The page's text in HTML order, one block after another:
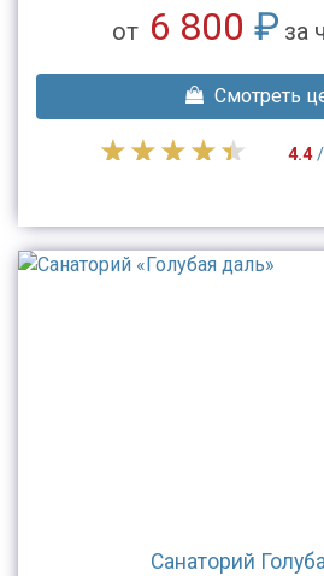
от 6 800 ₽ за
Смотреть
4.4/
Санаторий